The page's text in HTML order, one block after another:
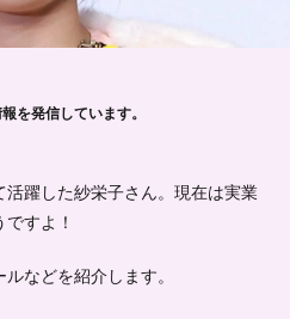
を発信しています。
躍した紗栄子さん。現在は実業
すよ！
などを紹介します。